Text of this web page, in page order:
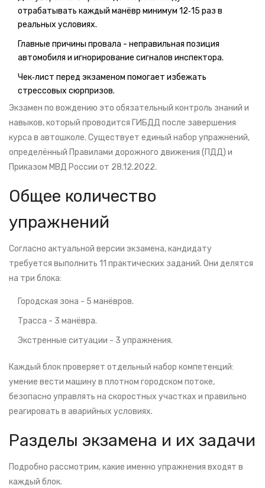
отрабатывать каждый манёвр минимум 12‑15 раз в
реальных условиях.
Главные причины провала - неправильная позиция
автомобиля и игнорирование сигналов инспектора.
Чек‑лист перед экзаменом помогает избежать
стрессовых сюрпризов.
Экзамен по вождению это обязательный контроль знаний и
навыков, который проводится ГИБДД после завершения
курса в автошколе. Существует единый набор упражнений,
определённый Правилами дорожного движения (ПДД) и
Приказом МВД России от 28.12.2022.
Общее количество
упражнений
Согласно актуальной версии экзамена, кандидату
требуется выполнить 11 практических заданий. Они делятся
на три блока:
Городская зона - 5 манёвров.
Трасса - 3 манёвра.
Экстренные ситуации - 3 упражнения.
Каждый блок проверяет отдельный набор компетенций:
умение вести машину в плотном городском потоке,
безопасно управлять на скоростных участках и правильно
реагировать в аварийных условиях.
Разделы экзамена и их задачи
Подробно рассмотрим, какие именно упражнения входят в
каждый блок.